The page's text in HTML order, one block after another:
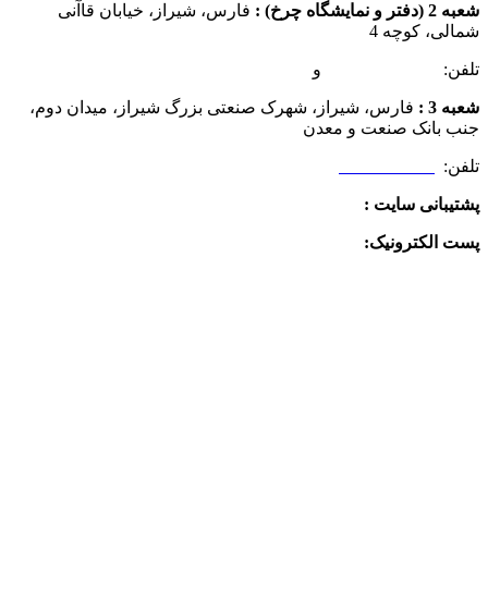
شعبه 2 (دفتر و نمایشگاه چرخ) :
فارس، شیراز، خیابان قاآنی
شمالی، کوچه 4
تلفن: و
شعبه 3 :
فارس، شیراز، شهرک صنعتی بزرگ شیراز، میدان دوم،
جنب بانک صنعت و معدن
تلفن:
پشتیبانی سایت :
پست الکترونیک: